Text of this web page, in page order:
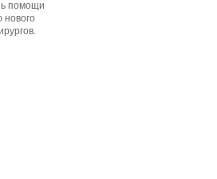
помощи
нового